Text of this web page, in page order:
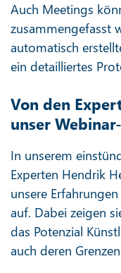
Auch Meetings
zusammengefasst
automatisch
ein detailliertes
Von den
unser
In unserem
Experten Hendrik
unsere
auf. Dabei zeigen
das Potenzial
auch deren